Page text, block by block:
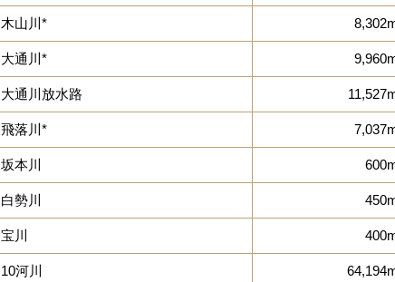
木山川*
大通川*
大通川放水路
飛落川*
坂本川
白勢川
宝川
10河川